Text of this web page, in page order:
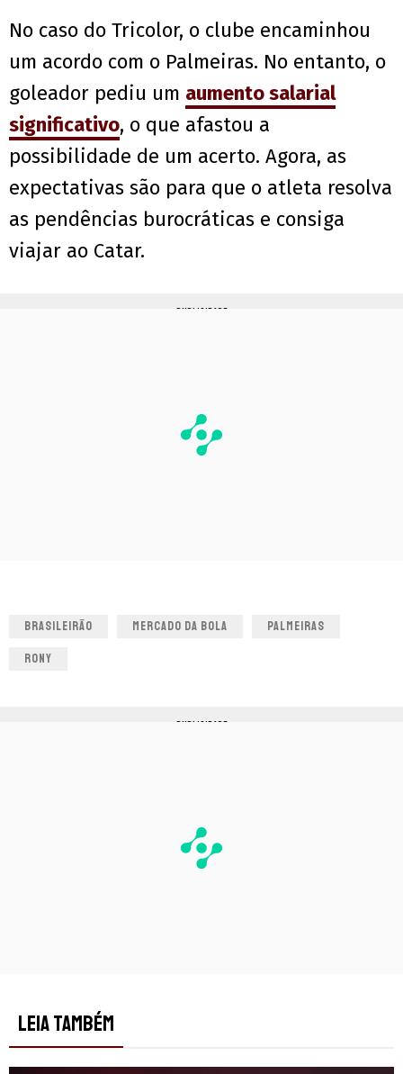
No caso do Tricolor, o clube encaminhou
um acordo com o Palmeiras. No entanto, o
goleador pediu um aumento salarial
significativo, o que afastou a
possibilidade de um acerto. Agora, as
expectativas são para que o atleta resolva
as pendências burocráticas e consiga
viajar ao Catar.
PUBLICIDADE
BRASILEIRÃO MERCADO DA BOLA PALMEIRAS
RONY
PUBLICIDADE
LEIA TAMBÉM